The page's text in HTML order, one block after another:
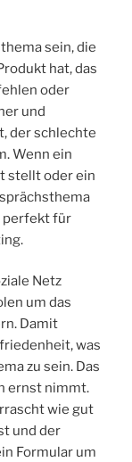
sein, die
hat, das
oder
und
der schlechte
Wenn ein
stellt oder ein
perfekt für
Netz
um das
Damit
was
zu sein. Das
ernst nimmt.
wie gut
und der
Formular um